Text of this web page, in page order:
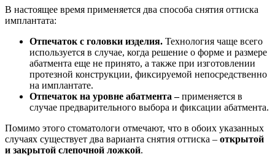
В настоящее время применяется два способа снятия оттиска
имплантата:
Отпечаток с головки изделия. Технология чаще всего
используется в случае, когда решение о форме и размере
абатмента еще не принято, а также при изготовлении
протезной конструкции, фиксируемой непосредственно
на имплантате.
Отпечаток на уровне абатмента –применяется в
случае предварительного выбора и фиксации абатмента.
Помимо этого стоматологи отмечают, что в обоих указанных
случаях существует два варианта снятия оттиска – открытой
и закрытой слепочной ложкой.